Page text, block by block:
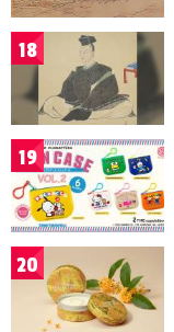
18
19
20